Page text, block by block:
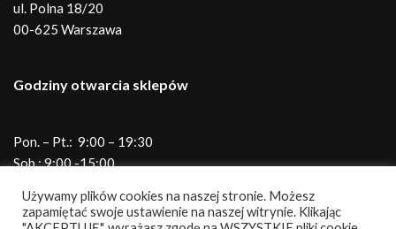
ul. Polna 18/20
00-625 Warszawa
Godziny otwarcia sklepów
Pon. – Pt.: 9:00 – 19:30
Sob.: 9:00 -15:00
Telefony do sklepów
Używamy plików cookies na naszej stronie. Możesz
zapamiętać swoje ustawienie na naszej witrynie. Klikając